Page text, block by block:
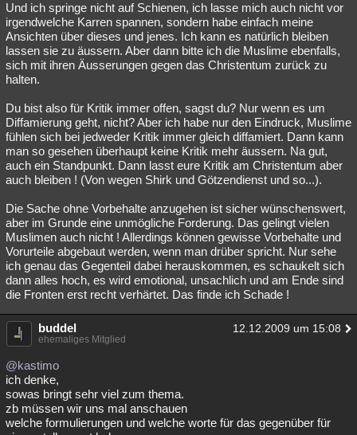
Und ich springe nicht auf Schienen, ich lasse mich auch nicht vor
irgendwelche Karren spannen, sondern habe einfach meine
Ansichten über dieses und jenes. Ich kann es natürlich bleiben
lassen sie zu äussern. Aber dann bitte ich die Muslime ebenfalls,
sich mit ihren Äusserungen gegen das Christentum zurück zu
halten.
Du bist also für Kritik immer offen, sagst du? Nur wenn es um
Diffamierung geht, nicht? Aber ich habe nur den Eindruck, Muslime
fühlen sich bei jedweder Kritik immer gleich diffamiert. Dann kann
man so gesehen überhaupt keine Kritik mehr äussern. Na gut,
auch ein Standpunkt. Dann lasst eure Kritik am Christentum aber
auch bleiben ! (Von wegen Shirk und Götzendienst und so...).
Die Sache ohne Vorbehalte anzugehen ist sicher wünschenswert,
aber im Grunde eine unmögliche Forderung. Das gelingt vielen
Muslimen auch nicht ! Allerdings können gewisse Vorbehalte und
Vorurteile abgebaut werden, wenn man drüber spricht. Nur sehe
ich genau das Gegenteil dabei herauskommen, es schaukelt sich
dann alles hoch, es wird emotional, unsachlich und am Ende sind
die Fronten erst recht verhärtet. Das finde ich Schade !
buddel 12.12.2009 um 15:08
ehemaliges Mitglied
@kastimo
ich denke,
sowas bringt sehr viel zum thema.
zb müssen wir uns mal anschauen
welche formulierungen und welche worte für das gegenüber für